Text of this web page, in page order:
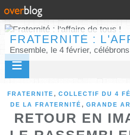
FRATERNITE , COLLECTIF DU 4
DE LA FRATERNITÉ , GRANDE
RETOUR EN